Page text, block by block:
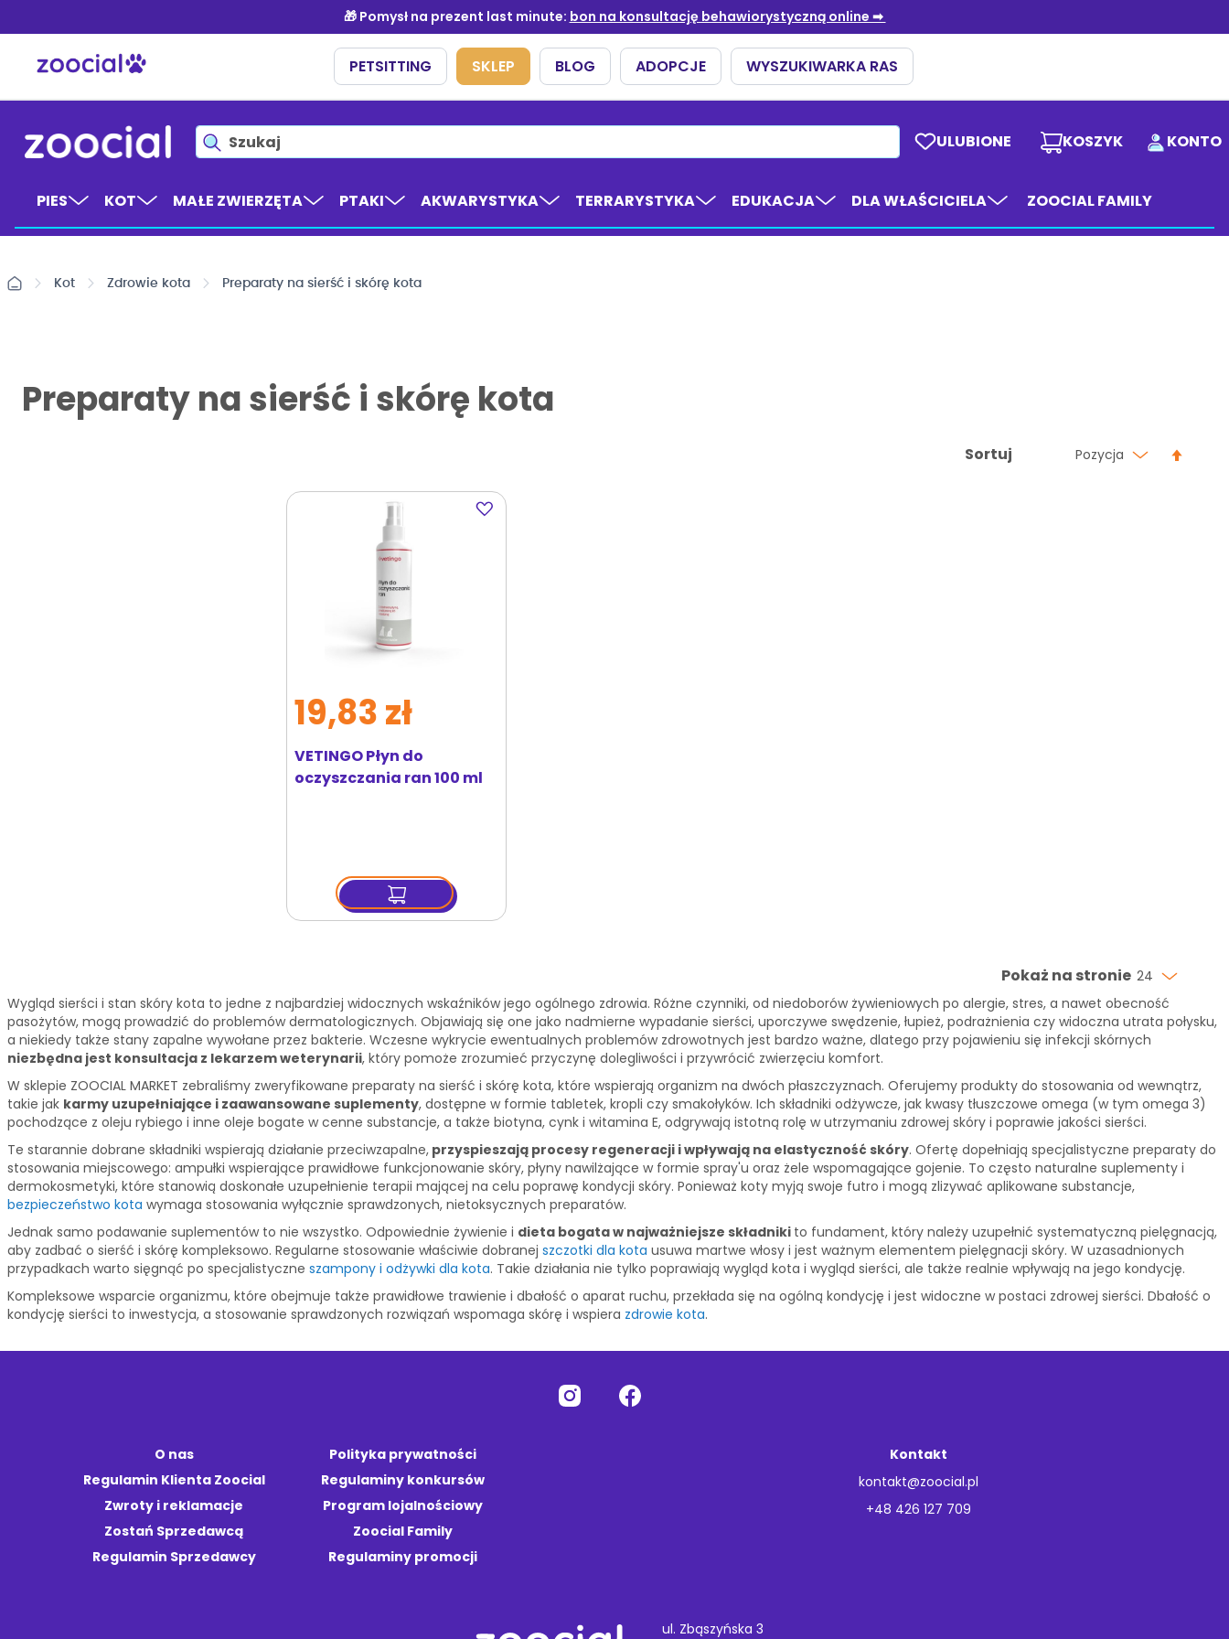
treści
KOSZYK
ULUBIONE KONTO
PIES KOT MAŁE ZWIERZĘTA PTAKI AKWARYSTYKA TERRARYSTYKA EDUKACJA DLA WŁAŚCICIELA ZOOCIAL FAMILY
Kot Zdrowie kota Preparaty na sierść i skórę kota
Preparaty na sierść i skórę kota
Sortuj Pozycja
Dodaj
do
VETINGO Płyn do
oczyszczania ran 100 ml
19,83 zł
Pokaż na stronie 24
Wygląd sierści i stan skóry kota to jedne z najbardziej widocznych wskaźników jego ogólnego zdrowia. Różne czynniki, od niedoborów żywieniowych po alergie, stres, a nawet obecność
pasożytów, mogą prowadzić do problemów dermatologicznych. Objawiają się one jako nadmierne wypadanie sierści, uporczywe swędzenie, łupież, podrażnienia czy widoczna utrata połysku,
a niekiedy także stany zapalne wywołane przez bakterie. Wczesne wykrycie ewentualnych problemów zdrowotnych jest bardzo ważne, dlatego przy pojawieniu się infekcji skórnych
niezbędna jest konsultacja z lekarzem weterynarii, który pomoże zrozumieć przyczynę dolegliwości i przywrócić zwierzęciu komfort.
W sklepie ZOOCIAL MARKET zebraliśmy zweryfikowane preparaty na sierść i skórę kota, które wspierają organizm na dwóch płaszczyznach. Oferujemy produkty do stosowania od wewnątrz,
takie jak karmy uzupełniające i zaawansowane suplementy, dostępne w formie tabletek, kropli czy smakołyków. Ich składniki odżywcze, jak kwasy tłuszczowe omega (w tym omega 3)
pochodzące z oleju rybiego i inne oleje bogate w cenne substancje, a także biotyna, cynk i witamina E, odgrywają istotną rolę w utrzymaniu zdrowej skóry i poprawie jakości sierści.
Te starannie dobrane składniki wspierają działanie przeciwzapalne, przyspieszają procesy regeneracji i wpływają na elastyczność skóry. Ofertę dopełniają specjalistyczne preparaty do
stosowania miejscowego: ampułki wspierające prawidłowe funkcjonowanie skóry, płyny nawilżające w formie spray'u oraz żele wspomagające gojenie. To często naturalne suplementy i
dermokosmetyki, które stanowią doskonałe uzupełnienie terapii mającej na celu poprawę kondycji skóry. Ponieważ koty myją swoje futro i mogą zlizywać aplikowane substancje,
bezpieczeństwo kota wymaga stosowania wyłącznie sprawdzonych, nietoksycznych preparatów.
Jednak samo podawanie suplementów to nie wszystko. Odpowiednie żywienie i dieta bogata w najważniejsze składniki to fundament, który należy uzupełnić systematyczną pielęgnacją,
aby zadbać o sierść i skórę kompleksowo. Regularne stosowanie właściwie dobranej szczotki dla kota usuwa martwe włosy i jest ważnym elementem pielęgnacji skóry. W uzasadnionych
przypadkach warto sięgnąć po specjalistyczne szampony i odżywki dla kota. Takie działania nie tylko poprawiają wygląd kota i wygląd sierści, ale także realnie wpływają na jego kondycję.
Kompleksowe wsparcie organizmu, które obejmuje także prawidłowe trawienie i dbałość o aparat ruchu, przekłada się na ogólną kondycję i jest widoczne w postaci zdrowej sierści. Dbałość o
kondycję sierści to inwestycja, a stosowanie sprawdzonych rozwiązań wspomaga skórę i wspiera zdrowie kota.
O nas
Regulamin Klienta Zoocial
Zwroty i reklamacje
Zostań Sprzedawcą
Regulamin Sprzedawcy
Polityka prywatności
Regulaminy konkursów
Program lojalnościowy
Zoocial Family
Regulaminy promocji
Kontakt
kontakt@zoocial.pl
+48 426 127 709
ul. Zbąszyńska 3